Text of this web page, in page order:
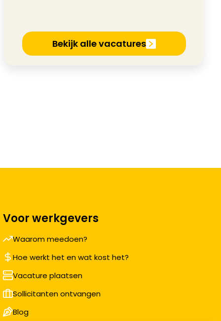
Bekijk alle vacatures
Voor werkgevers
Waarom meedoen?
Hoe werkt het en wat kost het?
Vacature plaatsen
Sollicitanten ontvangen
Blog